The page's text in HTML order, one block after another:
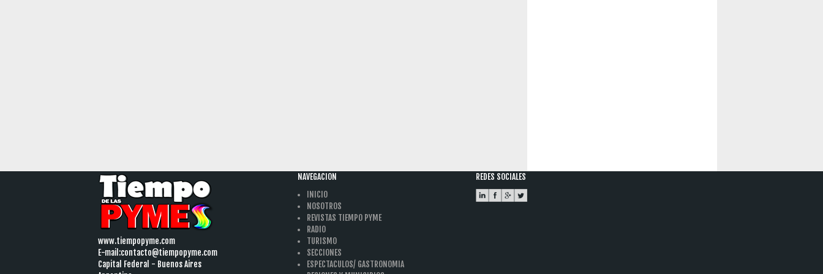
www.tiempopyme.com
E-mail:contacto@tiempopyme.com
Capital Federal - Buenos Aires
NAVEGACION
INICIO
NOSOTROS
REVISTAS TIEMPO PYME
RADIO
TURISMO
SECCIONES
ESPECTACULOS/ GASTRONOMIA
REDES SOCIALES